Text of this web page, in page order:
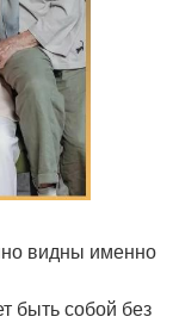
видны именно
быть собой без